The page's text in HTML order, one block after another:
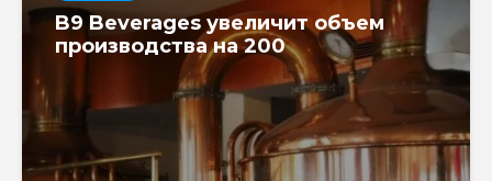
B9 Beverages увеличит объем
производства на 200